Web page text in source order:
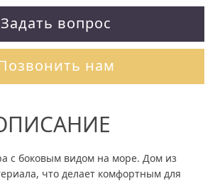
Задать вопрос
нам
с боковым видом на море. Дом из
что делает комфортным для